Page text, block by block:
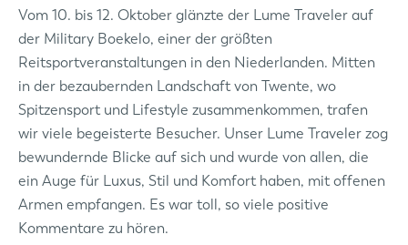
Vom 10. bis 12. Oktober glänzte der Lume Traveler auf
der Military Boekelo, einer der größten
Reitsportveranstaltungen in den Niederlanden. Mitten
in der bezaubernden Landschaft von Twente, wo
Spitzensport und Lifestyle zusammenkommen, trafen
wir viele begeisterte Besucher. Unser Lume Traveler zog
bewundernde Blicke auf sich und wurde von allen, die
ein Auge für Luxus, Stil und Komfort haben, mit offenen
Armen empfangen. Es war toll, so viele positive
Kommentare zu hören.